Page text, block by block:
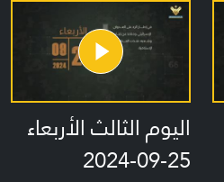
اليوم الثالث الأربعاء
25-09-2024